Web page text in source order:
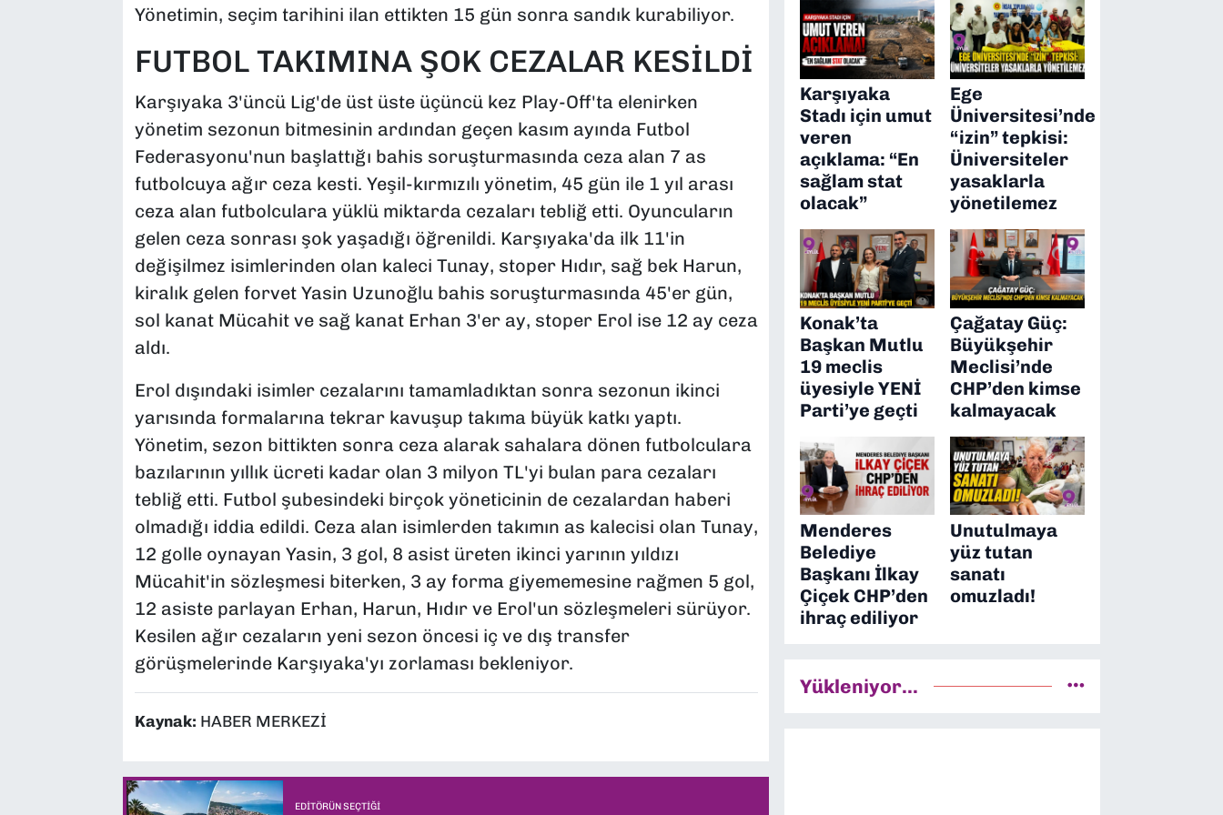
Yönetimin, seçim tarihini ilan ettikten 15 gün sonra sandık kurabiliyor.
FUTBOL TAKIMINA ŞOK CEZALAR KESİLDİ
Karşıyaka 3'üncü Lig'de üst üste üçüncü kez Play-Off'ta elenirken
yönetim sezonun bitmesinin ardından geçen kasım ayında Futbol
Federasyonu'nun başlattığı bahis soruşturmasında ceza alan 7 as
futbolcuya ağır ceza kesti. Yeşil-kırmızılı yönetim, 45 gün ile 1 yıl arası
ceza alan futbolculara yüklü miktarda cezaları tebliğ etti. Oyuncuların
gelen ceza sonrası şok yaşadığı öğrenildi. Karşıyaka'da ilk 11'in
değişilmez isimlerinden olan kaleci Tunay, stoper Hıdır, sağ bek Harun,
kiralık gelen forvet Yasin Uzunoğlu bahis soruşturmasında 45'er gün,
sol kanat Mücahit ve sağ kanat Erhan 3'er ay, stoper Erol ise 12 ay ceza
aldı.
Erol dışındaki isimler cezalarını tamamladıktan sonra sezonun ikinci
yarısında formalarına tekrar kavuşup takıma büyük katkı yaptı.
Yönetim, sezon bittikten sonra ceza alarak sahalara dönen futbolculara
bazılarının yıllık ücreti kadar olan 3 milyon TL'yi bulan para cezaları
tebliğ etti. Futbol şubesindeki birçok yöneticinin de cezalardan haberi
olmadığı iddia edildi. Ceza alan isimlerden takımın as kalecisi olan Tunay,
12 golle oynayan Yasin, 3 gol, 8 asist üreten ikinci yarının yıldızı
Mücahit'in sözleşmesi biterken, 3 ay forma giyememesine rağmen 5 gol,
12 asiste parlayan Erhan, Harun, Hıdır ve Erol'un sözleşmeleri sürüyor.
Kesilen ağır cezaların yeni sezon öncesi iç ve dış transfer
görüşmelerinde Karşıyaka'yı zorlaması bekleniyor.
Kaynak: HABER MERKEZİ
EDITÖRÜN SEÇTIĞI
Karşıyaka
Stadı için umut
veren
açıklama: “En
sağlam stat
olacak”
Ege
Üniversitesi’nde
“izin” tepkisi:
Üniversiteler
yasaklarla
yönetilemez
Konak’ta
Başkan Mutlu
19 meclis
üyesiyle YENİ
Parti’ye geçti
Çağatay Güç:
Büyükşehir
Meclisi’nde
CHP’den kimse
kalmayacak
Menderes
Belediye
Başkanı İlkay
Çiçek CHP’den
ihraç ediliyor
Unutulmaya
yüz tutan
sanatı
omuzladı!
Yükleniyor...